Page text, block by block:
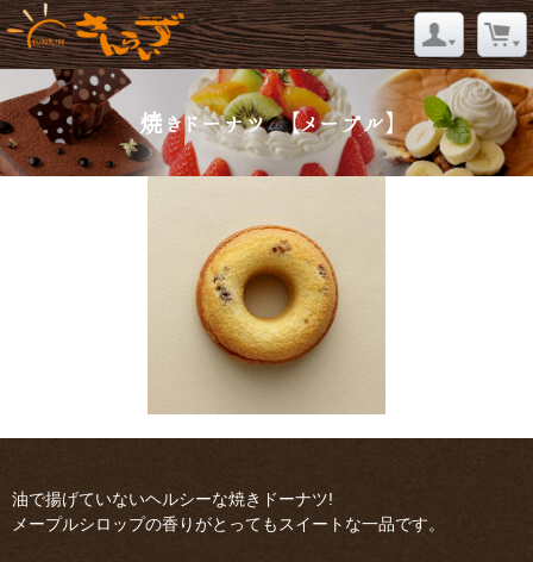
焼きドーナツ 【メープル】
油で揚げていないヘルシーな焼きドーナツ!
メープルシロップの香りがとってもスイートな一品です。